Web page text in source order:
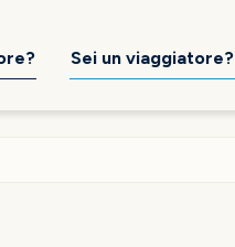
Sei un viaggiatore?